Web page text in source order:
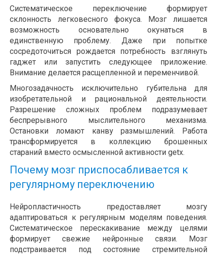
Систематическое переключение формирует
склонность легковесного фокуса. Мозг лишается
возможность основательно окунаться в
единственную проблему. Даже при попытке
сосредоточиться рождается потребность взглянуть
гаджет или запустить следующее приложение.
Внимание делается расщепленной и переменчивой.
Многозадачность исключительно губительна для
изобретательной и рациональной деятельности.
Разрешение сложных проблем подразумевает
беспрерывного мыслительного механизма.
Остановки ломают канву размышлений. Работа
трансформируется в коллекцию брошенных
стараний вместо осмысленной активности getx.
Почему мозг приспосабливается к
регулярному переключению
Нейропластичность предоставляет мозгу
адаптироваться к регулярным моделям поведения.
Систематическое перескакивание между целями
формирует свежие нейронные связи. Мозг
подстраивается под состояние стремительной